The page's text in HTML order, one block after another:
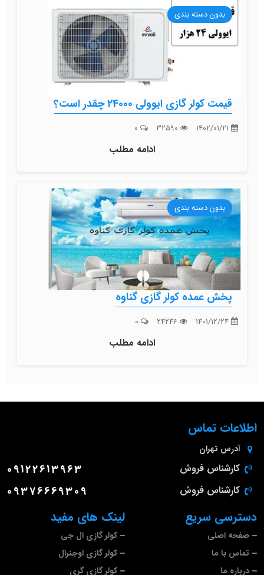
بدون دسته بندی
قیمت کولر گازی ایوولی 24000 چقدر است؟
ادامه مطلب
بدون دسته بندی
پخش عمده کولر گازی گناوه
ادامه مطلب
لینک های مفید
کولر گازی ال جی
کولر گازی اوجنرال
کولر گازی گری
دسترسی سریع
صفحه اصلی
تماس با ما
درباره ما
اطلاعات تماس
آدرس تهران
کارشناس فروش 09122613963
کارشناس فروش 09376669309